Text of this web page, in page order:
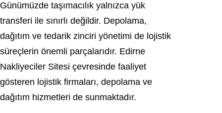
Günümüzde taşımacılık yalnızca yük
transferi ile sınırlı değildir. Depolama,
dağıtım ve tedarik zinciri yönetimi de lojistik
süreçlerin önemli parçalarıdır. Edirne
Nakliyeciler Sitesi çevresinde faaliyet
gösteren lojistik firmaları, depolama ve
dağıtım hizmetleri de sunmaktadır.